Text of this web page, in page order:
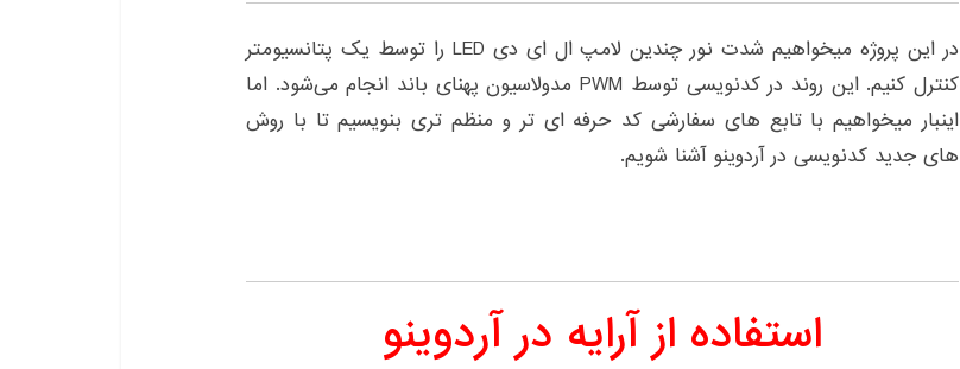
در این پروژه میخواهیم شدت نور چندین لامپ ال ای دی LED را توسط یک پتانسیومتر
کنترل کنیم. این روند در کدنویسی توسط PWM مدولاسیون پهنای باند انجام می‌شود. اما
اینبار میخواهیم با تابع های سفارشی کد حرفه ای تر و منظم تری بنویسیم تا با روش
های جدید کدنویسی در آردوینو آشنا شویم.
استفاده از آرایه در آردوینو